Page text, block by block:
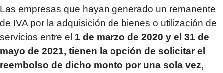
Las empresas que hayan generado un remanente
de IVA por la adquisición de bienes o utilización de
servicios entre el 1 de marzo de 2020 y el 31 de
mayo de 2021, tienen la opción de solicitar el
reembolso de dicho monto por una sola vez,